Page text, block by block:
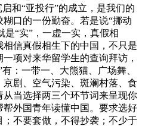
和“亚投行”的成立，是我们的
口的一份勤奋。若是说“挪动
是“实”，一虚一实，真假相
信真假相生下的中国，不只是
项对来华留学生的查询拜访，
：一带一、大熊猫、广场舞、
剧、空气污染、斑斓村落、食
当选择两三个环节词来呈现你
外国青年读懂中国。要求选好
不要套做，不得抄袭；不少于